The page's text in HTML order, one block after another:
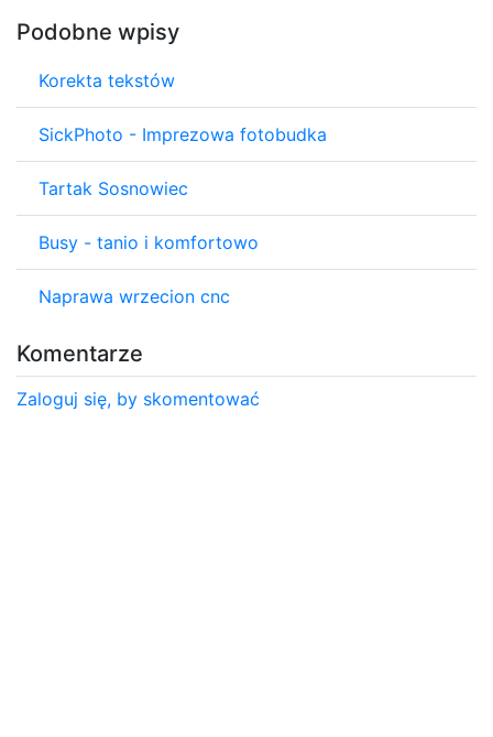
Podobne wpisy
Korekta tekstów
SickPhoto - Imprezowa fotobudka
Tartak Sosnowiec
Busy - tanio i komfortowo
Naprawa wrzecion cnc
Komentarze
Zaloguj się, by skomentować